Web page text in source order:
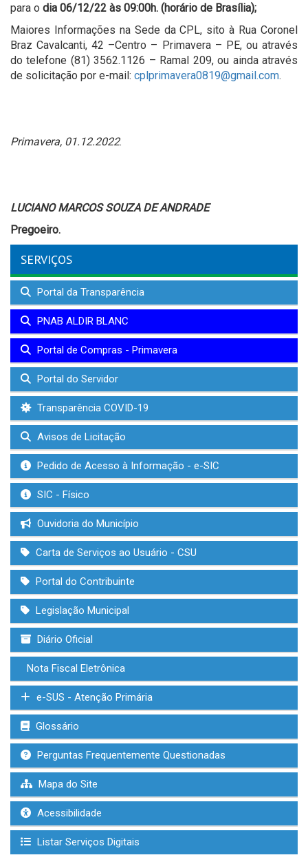
para o dia 06/12/22 às 09:00h. (horário de Brasília);
Maiores Informações na Sede da CPL, sito à Rua Coronel
Braz Cavalcanti, 42 –Centro – Primavera – PE, ou através
do telefone (81) 3562.1126 – Ramal 209, ou ainda através
de solicitação por e-mail: cplprimavera0819@gmail.com.
Primavera, 01.12.2022.
LUCIANO MARCOS SOUZA DE ANDRADE
Pregoeiro.
SERVIÇOS
Portal da Transparência
PNAB ALDIR BLANC
Portal de Compras - Primavera
Portal do Servidor
Transparência COVID-19
Avisos de Licitação
Pedido de Acesso à Informação - e-SIC
SIC - Físico
Ouvidoria do Município
Carta de Serviços ao Usuário - CSU
Portal do Contribuinte
Legislação Municipal
Diário Oficial
Nota Fiscal Eletrônica
e-SUS - Atenção Primária
Glossário
Perguntas Frequentemente Questionadas
Mapa do Site
Acessibilidade
Listar Serviços Digitais